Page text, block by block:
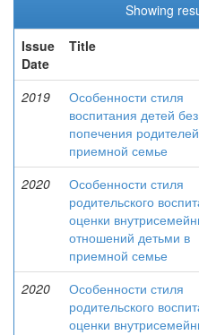
Showing
Issue
Date
Title
2019
Особенности стиля
воспитания детей без
попечения
приемной семье
2020
Особенности стиля
родительского
оценки
отношений детьми в
приемной семье
2020
Особенности стиля
родительского
оценки